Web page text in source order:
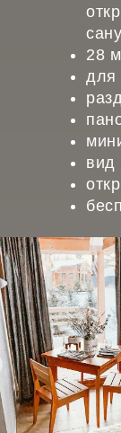
28
для
вид